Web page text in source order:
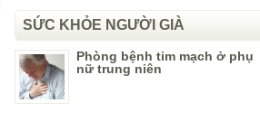
SỨC KHỎE NGƯỜI GIÀ
Phòng bệnh tim mạch ở phụ
nữ trung niên